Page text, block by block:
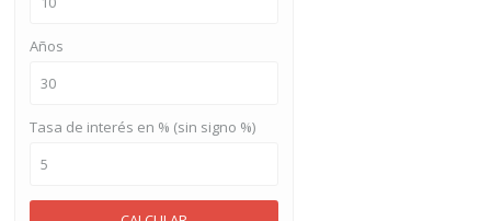
Años
Tasa de interés en % (sin signo %)